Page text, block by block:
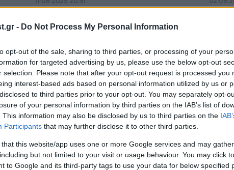
- Do Not Process My Personal Information
opt-out of the sale, sharing to third parties, or processing of your
for targeted advertising by us, please use the below opt-out
selection. Please note that after your opt-out request is processed you
interest-based ads based on personal information utilized by us or
to third parties prior to your opt-out. You may separately opt-
of your personal information by third parties on the IAB’s list of
This information may also be disclosed by us to third parties on the
Participants that may further disclose it to other third parties.
that this website/app uses one or more Google services and may
but not limited to your visit or usage behaviour. You may click
to Google and its third-party tags to use your data for below specified
–
σχηματίστηκε κοντά στο Πράσινο